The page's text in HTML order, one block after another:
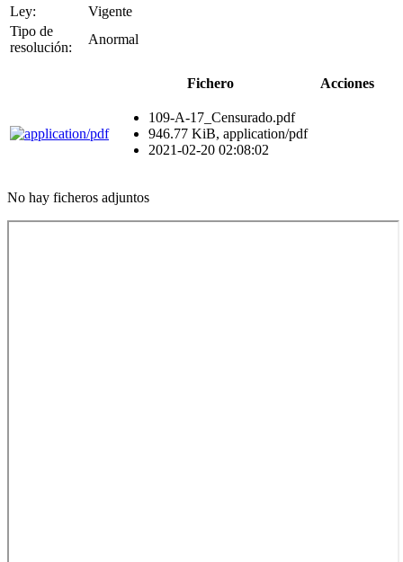
Ley:
Vigente
Tipo de
resolución:
Anormal
Fichero Acciones
109-A-17_Censurado.pdf
946.77 KiB, application/pdf
2021-02-20 02:08:02
No hay ficheros adjuntos